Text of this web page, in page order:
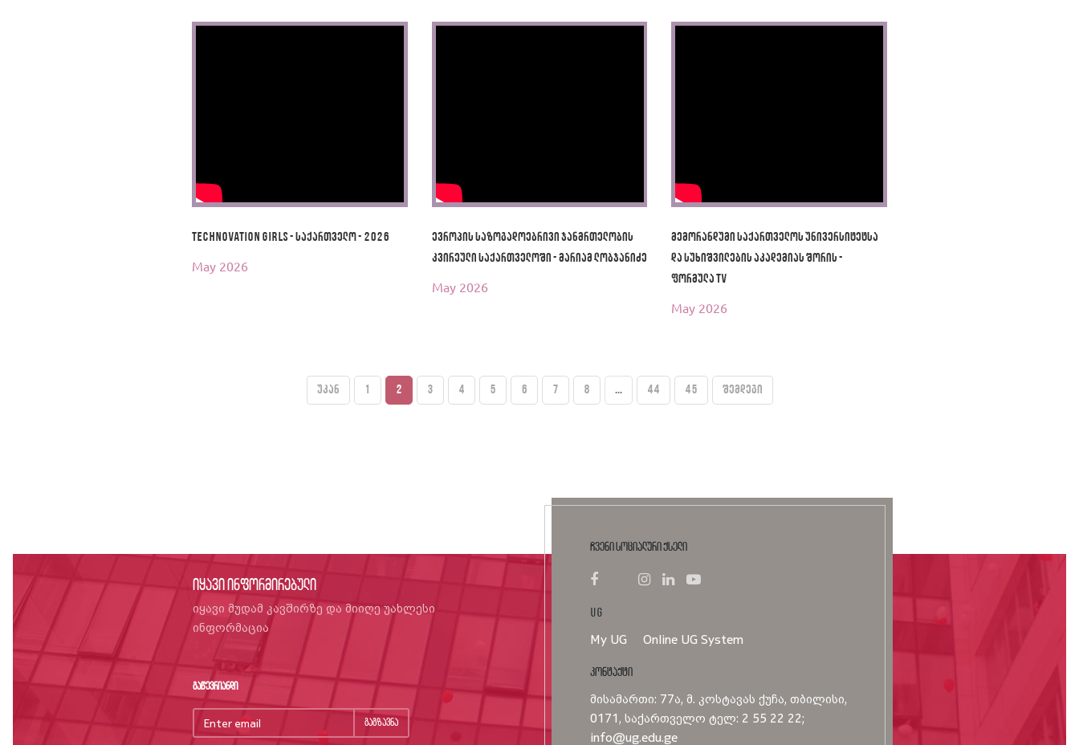
Technovation Girls - საქართველო - 2026
May 2026
ევროპის საზოგადოებრივი ჯანმრთელობის
კვირეული საქართველოში - მარიამ ლობჯანიძე
May 2026
მემორანდუმი საქართველოს უნივერსიტეტსა
და სუხიშვილების აკადემიას შორის -
ფორმულა TV
May 2026
უკან 1 2 3 4 5 6 7 8 ... 44 45 შემდეგი
იყავი ინფორმირებული
იყავი მუდამ კავშირზე და მიიღე უახლესი
ინფორმაცია
გაწევრიანდი
გაგზავნა
ჩვენი სოციალური ქსელი
UG
My UG Online UG System
კონტაქტი
მისამართი: 77ა, მ. კოსტავას ქუჩა, თბილისი,
0171, საქართველო ტელ: 2 55 22 22;
info@ug.edu.ge